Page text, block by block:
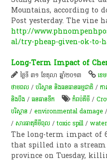
Mountains, according to
Post yesterday. The vine
http://
al/try-pheap-given-ok-to-
Long-Term Impact of
ថ្ងៃទី ៣១ ខែតុលា ឆ្នាំ២០១៣ ខេ
ថាមពល /បរិស្ថាន និងធនធានធម្មជាតិ /ក
និងបឹង /​ធនធាន​ទឹក​ កំពប់គីមី /
បរិស្ថាន / environmental damage
/សារធាតុគីមីពុល /toxic spill /water
The long-term impact of
that spilled into a
province on Tuesday,